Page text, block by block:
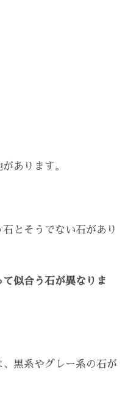
あります。
とそうでない石があり
似合う石が異なりま
黒系やグレー系の石が